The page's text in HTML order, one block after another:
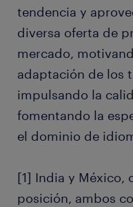
tendencia y
diversa oferta de
mercado,
adaptación de los
impulsando la
fomentando la
el dominio de
[1] India y México,
posición, ambos